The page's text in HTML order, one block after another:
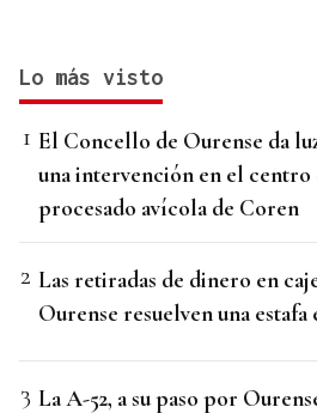
Lo más visto
El Concello de Ourense da
una intervención en el centro
procesado avícola de Coren
Las retiradas de dinero en
Ourense resuelven una estafa
La A-52, a su paso por